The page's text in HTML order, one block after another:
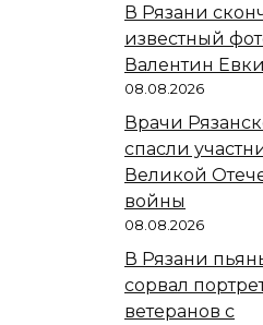
В Рязани
известный
Валентин
08.08.2026
Врачи
спасли
Великой
войны
08.08.2026
В Рязани
сорвал
ветеранов с